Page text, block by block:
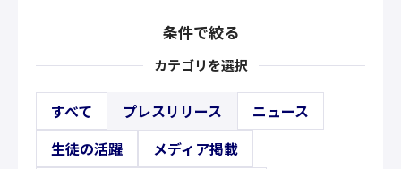
条件で絞る
カテゴリを選択
すべて プレスリリース
ニュース
生徒の活躍
メディア掲載